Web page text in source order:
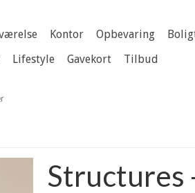
Kontor Opbevaring
Lifestyle Gavekort Tilbud
Structures